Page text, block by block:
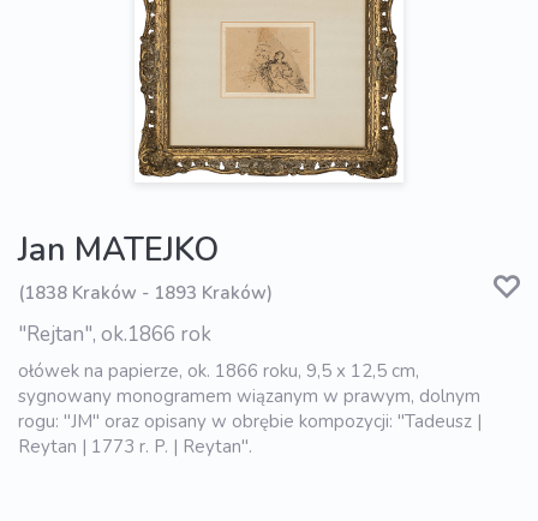
Jan MATEJKO
(1838 Kraków - 1893 Kraków)
"Rejtan", ok.1866 rok
ołówek na papierze, ok. 1866 roku, 9,5 x 12,5 cm,
sygnowany monogramem wiązanym w prawym, dolnym
rogu: "JM" oraz opisany w obrębie kompozycji: "Tadeusz |
Reytan | 1773 r. P. | Reytan".